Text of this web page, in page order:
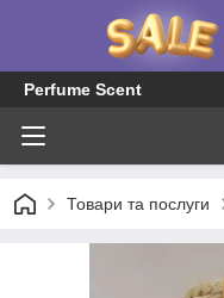
Perfume Scent
Товари та послуги